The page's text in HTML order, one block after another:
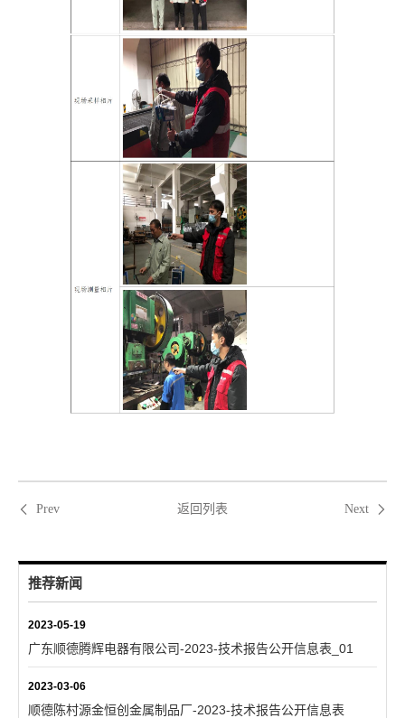
Prev 返回列表 Next
推荐新闻
2023-05-19
广东顺德腾辉电器有限公司-2023-技术报告公开信息表_01
2023-03-06
顺德陈村源金恒创金属制品厂-2023-技术报告公开信息表